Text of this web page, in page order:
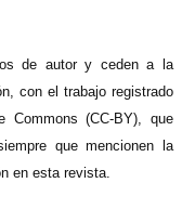
de autor y ceden a la
con el trabajo registrado
Commons (CC-BY), que
que mencionen la
en esta revista.